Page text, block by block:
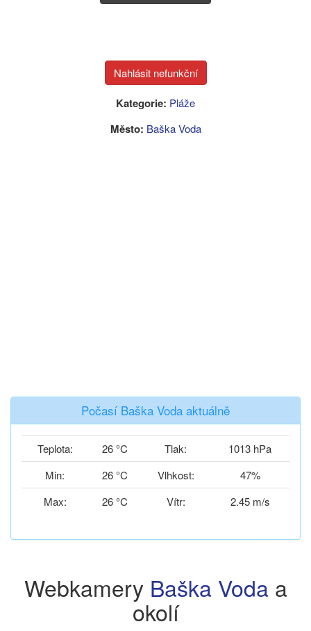
Kategorie: Pláže
Město: Baška Voda
Počasí Baška Voda aktuálně
Teplota: 26 °C Tlak:
1013 hPa
Min:
26 °C Vlhkost:
47%
Max:
26 °C Vítr: 2.45 m/s
Webkamery Baška Voda a
okolí